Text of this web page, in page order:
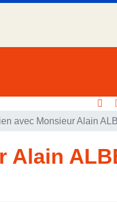
avec Monsieur Alain
Alain